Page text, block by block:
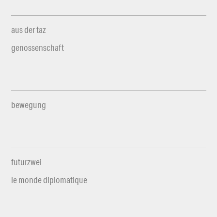
aus der taz
genossenschaft
bewegung
futurzwei
le monde diplomatique